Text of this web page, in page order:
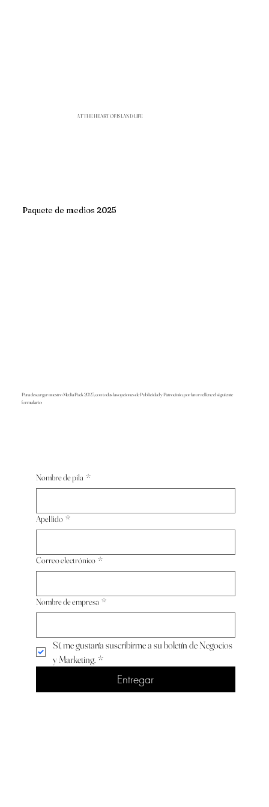
AT THE HEART OF ISLAND LIFE
Paquete de medios 2025
Para descargar nuestro Media Pack 2025, con todas las opciones de Publicidad y Patrocinio, por favor rellene el siguiente
formulario:
Nombre de pila *
Apellido *
Correo electrónico *
Nombre de empresa *
Sí, me gustaría suscribirme a su boletín de Negocios
y Marketing. *
Entregar